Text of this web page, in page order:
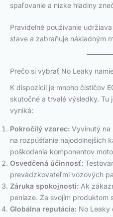
spaľovanie a nízke hladiny
Pravidelné používanie
stave a zabraňuje nákladným
Prečo si vybrať No Leaky
K dispozícii je mnoho čističov
skutočné a trvalé výsledky. Tu
vyniká:
Pokročilý vzorec: Vyvinutý na
na rozpúšťanie najodolnejších
poškodenia komponentov
Osvedčená účinnosť:
prevádzkovateľmi vozových
Záruka spokojnosti: Ak
peniaze. Za svojím produktom
Globálna reputácia: No Leaky